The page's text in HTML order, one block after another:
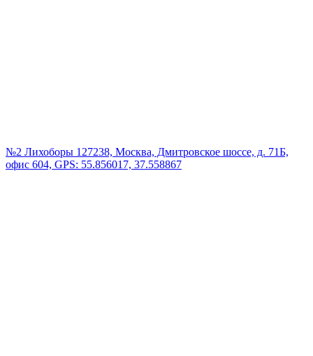
№2 Лихоборы 127238, Москва, Дмитровское шоссе, д. 71Б,
офис 604, GPS: 55.856017, 37.558867